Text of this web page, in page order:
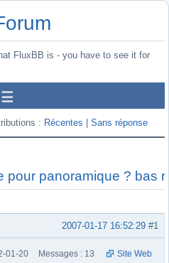
FluxBB is - you have to see it for
: Récentes Sans réponse
pour panoramique ? bas
#1
2007-01-17 16:52:29
01-20 Messages : 13 Site Web